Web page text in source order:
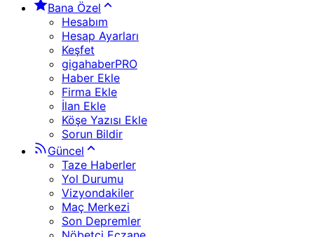
Bana Özel
Hesabım
Hesap Ayarları
Keşfet
gigahaberPRO
Haber Ekle
Firma Ekle
İlan Ekle
Köşe Yazısı Ekle
Sorun Bildir
Güncel
Taze Haberler
Yol Durumu
Vizyondakiler
Maç Merkezi
Son Depremler